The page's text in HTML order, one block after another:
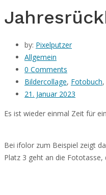
by: Pixelputzer
Allgemein
0 Comments
Bildercollage, Fotobuch,
21. Januar 2023
Es ist wieder einmal Zeit für
Bei ifolor zum Beispiel zeigt
Platz 3 geht an die Fototasse,